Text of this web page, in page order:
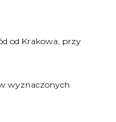
od Krakowa, przy
wyznaczonych